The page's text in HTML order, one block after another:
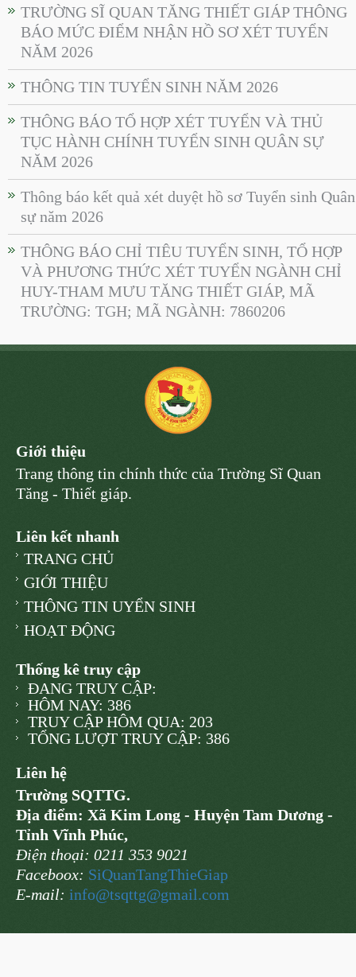
TRƯỜNG SĨ QUAN TĂNG THIẾT GIÁP THÔNG
BÁO MỨC ĐIỂM NHẬN HỒ SƠ XÉT TUYỂN
NĂM 2026
THÔNG TIN TUYỂN SINH NĂM 2026
THÔNG BÁO TỔ HỢP XÉT TUYỂN VÀ THỦ
TỤC HÀNH CHÍNH TUYỂN SINH QUÂN SỰ
NĂM 2026
Thông báo kết quả xét duyệt hồ sơ Tuyển sinh Quân
sự năm 2026
THÔNG BÁO CHỈ TIÊU TUYỂN SINH, TỔ HỢP
VÀ PHƯƠNG THỨC XÉT TUYỂN NGÀNH CHỈ
HUY-THAM MƯU TĂNG THIẾT GIÁP, MÃ
TRƯỜNG: TGH; MÃ NGÀNH: 7860206
Giới thiệu
Trang thông tin chính thức của Trường Sĩ Quan
Tăng - Thiết giáp.
Liên kết nhanh
TRANG CHỦ
GIỚI THIỆU
THÔNG TIN UYỂN SINH
HOẠT ĐỘNG
Thống kê truy cập
ĐANG TRUY CẬP:
HÔM NAY: 386
TRUY CẬP HÔM QUA: 203
TỔNG LƯỢT TRUY CẬP: 386
Liên hệ
Trường SQTTG.
Địa điểm: Xã Kim Long - Huyện Tam Dương -
Tỉnh Vĩnh Phúc,
Điện thoại: 0211 353 9021
Faceboox: SiQuanTangThieGiap
E-mail: info@tsqttg@gmail.com